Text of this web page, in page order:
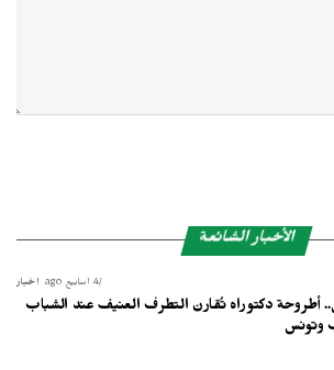
الأخبار الشائعة
أخبار 4 أسابيع ago
أطروحة دكتوراه تُقارن التطرف العنيف عند الشباب
وتونس